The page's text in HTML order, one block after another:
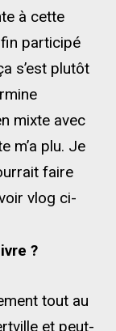
à cette
participé
s’est plutôt
mixte avec
m’a plu. Je
faire
vlog ci-
?
tout au
et peut-